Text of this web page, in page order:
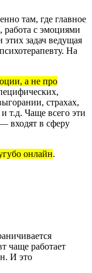
там, где главное
работа с эмоциями
задач ведущая
На
а не про
страхах,
т.д. Чаще всего эти
входят в сферу
онлайн.
чаще работает
И это